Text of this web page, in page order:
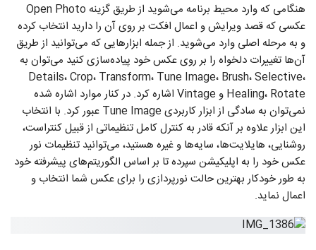
هنگامی که وارد محیط برنامه می‌شوید از طریق گزینه Open Photo
عکسی که قصد ویرایش و اعمال افکت بر روی آن را دارید انتخاب کرده
و به مرحله اصلی وارد می‌شوید. از جمله ابزار‌هایی که می‌توانید از طریق
آن‌ها تغییرات دلخواه را بر روی عکس خود پیاده‌سازی کنید می‌توان به
Details، Crop، Transform، Tune Image، Brush، Selective،
Healing، Rotate و Vintage اشاره کرد. در کنار موارد اشاره شده
نمی‌توان به سادگی از ابزار کاربردی Tune Image عبور کرد. با انتخاب
این ابزار علاوه بر آنکه قادر به کنترل کامل تنظیماتی از قبیل کنتراست،
روشنایی، هایلایت‌ها، سایه‌ها و غیره هستید، می‌توانید تنظیمات نور
عکس خود را به اپلیکیشن سپرده تا بر اساس الگوریتم‌های پیشرفته خود
به طور خودکار بهترین حالت نورپردازی را برای عکس شما انتخاب و
اعمال نماید.